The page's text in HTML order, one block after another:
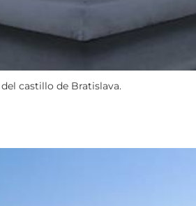
castillo de Bratislava.